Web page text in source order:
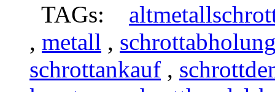
TAGs:
, metall ,
schrottankauf ,